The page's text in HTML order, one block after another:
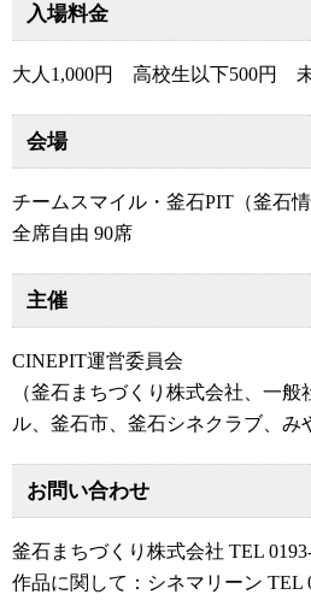
入場料金
大人1,000円 高校生以下500円
会場
チームスマイル・釜石PIT（釜石
全席自由 90席
主催
CINEPIT運営委員会
（釜石まちづくり株式会社、一般
ル、釜石市、釜石シネクラブ、み
お問い合わせ
釜石まちづくり株式会社 TEL
作品に関して：シネマリーン TEL